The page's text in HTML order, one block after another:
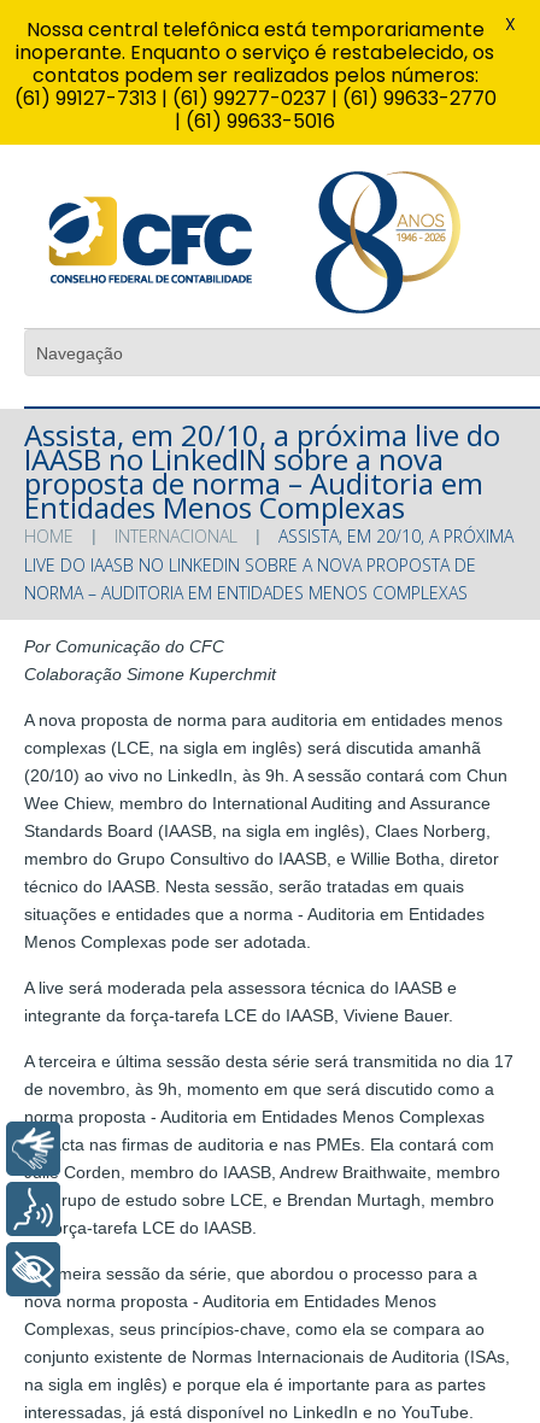
Assista, em 20/10, a próxima live do
IAASB no LinkedIN sobre a nova
proposta de norma – Auditoria em
Entidades Menos Complexas
HOME INTERNACIONAL
ASSISTA, EM 20/10, A PRÓXIMA
LIVE DO IAASB NO LINKEDIN SOBRE A NOVA PROPOSTA DE
NORMA – AUDITORIA EM ENTIDADES MENOS COMPLEXAS
Por Comunicação do CFC
Colaboração Simone Kuperchmit
A nova proposta de norma para auditoria em entidades menos
complexas (LCE, na sigla em inglês) será discutida amanhã
(20/10) ao vivo no LinkedIn, às 9h. A sessão contará com Chun
Wee Chiew, membro do International Auditing and Assurance
Standards Board (IAASB, na sigla em inglês), Claes Norberg,
membro do Grupo Consultivo do IAASB, e Willie Botha, diretor
técnico do IAASB. Nesta sessão, serão tratadas em quais
situações e entidades que a norma - Auditoria em Entidades
Menos Complexas pode ser adotada.
A live será moderada pela assessora técnica do IAASB e
integrante da força-tarefa LCE do IAASB, Viviene Bauer.
A terceira e última sessão desta série será transmitida no dia 17
de novembro, às 9h, momento em que será discutido como a
norma proposta - Auditoria em Entidades Menos Complexas
impacta nas firmas de auditoria e nas PMEs. Ela contará com
Julie Corden, membro do IAASB, Andrew Braithwaite, membro
do Grupo de estudo sobre LCE, e Brendan Murtagh, membro
da força-tarefa LCE do IAASB.
A primeira sessão da série, que abordou o processo para a
nova norma proposta - Auditoria em Entidades Menos
Complexas, seus princípios-chave, como ela se compara ao
conjunto existente de Normas Internacionais de Auditoria (ISAs,
na sigla em inglês) e porque ela é importante para as partes
interessadas, já está disponível no LinkedIn e no YouTube.
Nossa central telefônica está temporariamente
inoperante. Enquanto o serviço é restabelecido, os
contatos podem ser realizados pelos números:
(61) 99127-7313 | (61) 99277-0237 | (61) 99633-2770
| (61) 99633-5016
X
Libras
Voz
+ Acessibilidade